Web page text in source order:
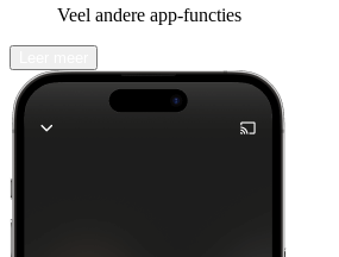
Veel andere app-functies